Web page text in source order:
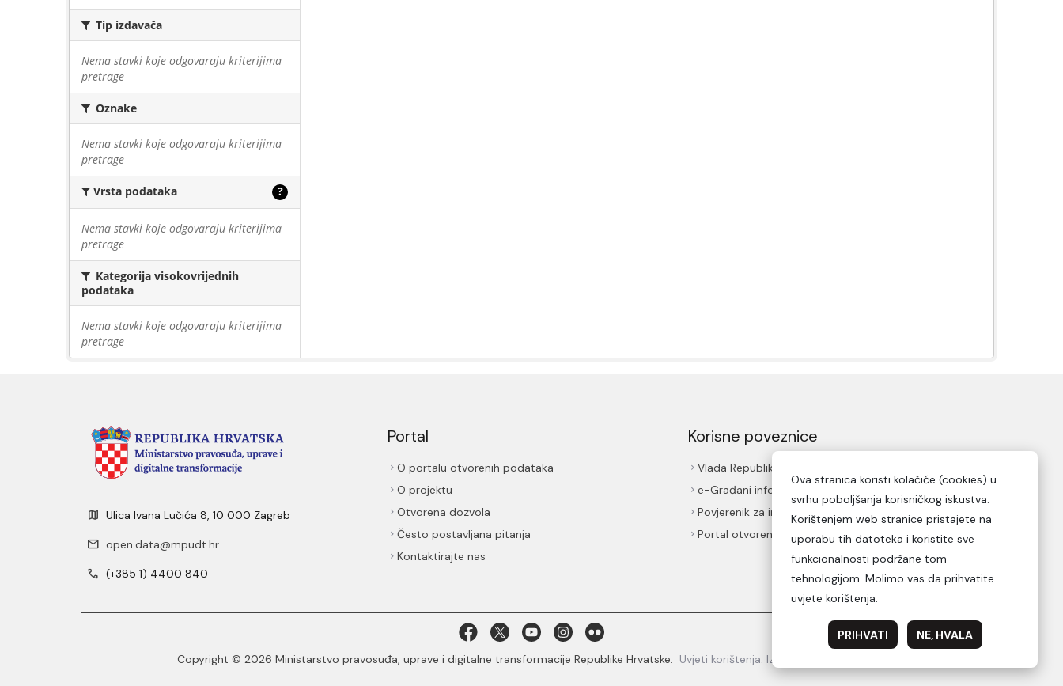
Tip izdavača
Nema stavki koje odgovaraju kriterijima
pretrage
Oznake
Nema stavki koje odgovaraju kriterijima
pretrage
Vrsta podataka ?
Nema stavki koje odgovaraju kriterijima
pretrage
Kategorija visokovrijednih
podataka
Nema stavki koje odgovaraju kriterijima
pretrage